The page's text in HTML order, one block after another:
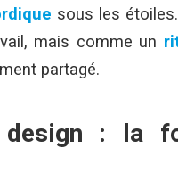
sous les
mais comme un
partagé.
design : la